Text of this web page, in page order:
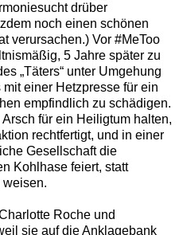
drüber
noch einen schönen
verursachen.) Vor #MeToo
5 Jahre später zu
„Täters“ unter Umgehung
einer Hetzpresse für ein
empfindlich zu schädigen.
für ein Heiligtum halten,
rechtfertigt, und in einer
Gesellschaft die
Kohlhase feiert, statt
weisen.
Roche und
sie auf die Anklagebank